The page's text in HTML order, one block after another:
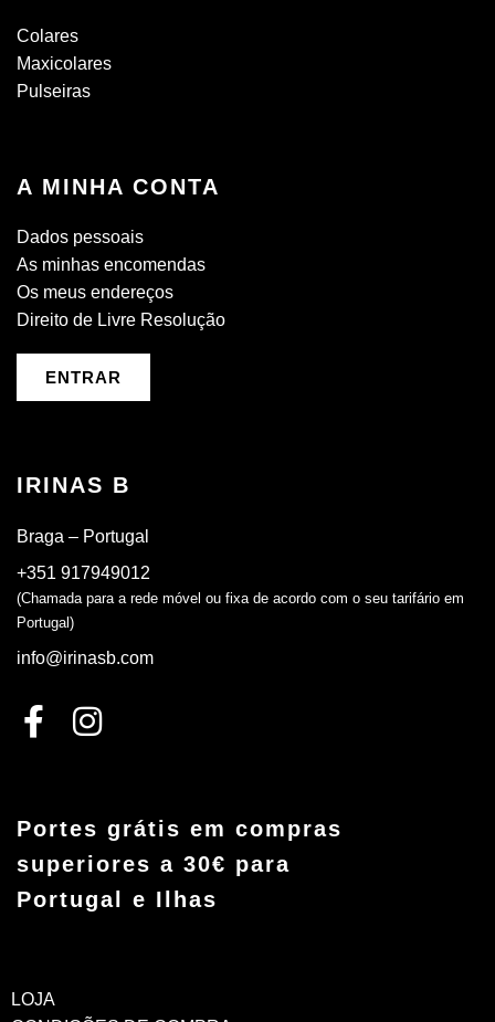
Colares
Maxicolares
Pulseiras
A MINHA CONTA
Dados pessoais
As minhas encomendas
Os meus endereços
Direito de Livre Resolução
ENTRAR
IRINAS B
Braga – Portugal
+351 917949012
(Chamada para a rede móvel ou fixa de acordo com o seu tarifário em
Portugal)
info@irinasb.com
Portes grátis em compras
superiores a 30€ para
Portugal e Ilhas
LOJA